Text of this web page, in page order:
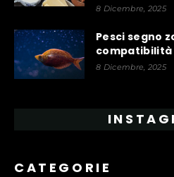
8 Dicembre, 2025
Pesci segno
compatibilità
8 Dicembre, 2025
CATEGORIE